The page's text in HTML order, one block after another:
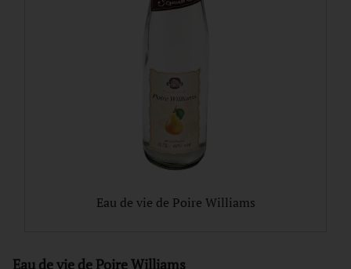
Eau de vie de Poire Williams
Eau de vie de Poire Williams